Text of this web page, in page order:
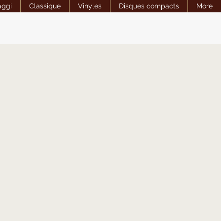
Classique Vinyles Disques compacts More